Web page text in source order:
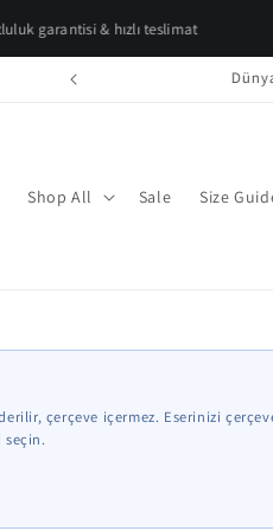
& hızlı teslimat
Shop All Sale Size
çerçeve içermez. Eserinizi
seçin.